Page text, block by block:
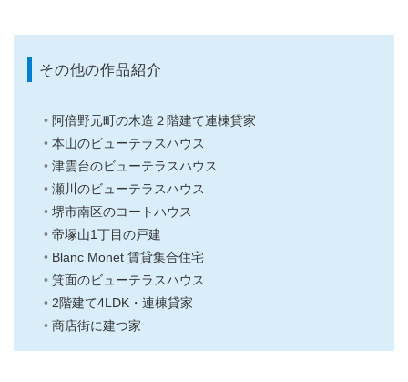
その他の作品紹介
阿倍野元町の木造２階建て連棟貸家
本山のビューテラスハウス
津雲台のビューテラスハウス
瀬川のビューテラスハウス
堺市南区のコートハウス
帝塚山1丁目の戸建
Blanc Monet 賃貸集合住宅
箕面のビューテラスハウス
2階建て4LDK・連棟貸家
商店街に建つ家